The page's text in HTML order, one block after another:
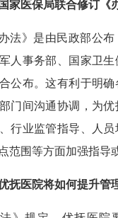
家医保局联合修订《
法》是由民政部公
人事务部、国家卫
公布。这有利于明
门间沟通协调，为优
行业监管指导、人员
范围等方面加强指导
抚医院将如何提升管